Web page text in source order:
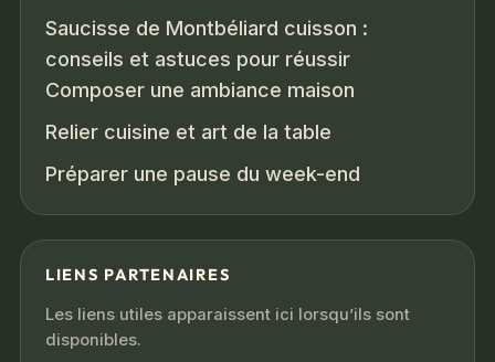
Saucisse de Montbéliard cuisson :
conseils et astuces pour réussir
Composer une ambiance maison
Relier cuisine et art de la table
Préparer une pause du week-end
LIENS PARTENAIRES
Les liens utiles apparaissent ici lorsqu’ils sont
disponibles.